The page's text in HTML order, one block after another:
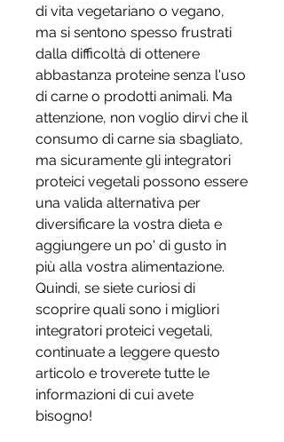
di vita vegetariano o vegano,
ma si sentono spesso frustrati
dalla difficoltà di ottenere
abbastanza proteine senza l'uso
di carne o prodotti animali. Ma
attenzione, non voglio dirvi che il
consumo di carne sia sbagliato,
ma sicuramente gli integratori
proteici vegetali possono essere
una valida alternativa per
diversificare la vostra dieta e
aggiungere un po' di gusto in
più alla vostra alimentazione.
Quindi, se siete curiosi di
scoprire quali sono i migliori
integratori proteici vegetali,
continuate a leggere questo
articolo e troverete tutte le
informazioni di cui avete
bisogno!